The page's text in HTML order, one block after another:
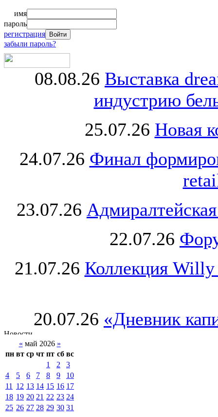
имя
пароль
регистрация
забыли пароль?
08.08.26 Выставка
индустрию
25.07.26 Новая
24.07.26 Финал
23.07.26
22.07.26
21.07.26 Коллекция Willy
20.07.26 «Дневник
« май 2026 »
пн вт ср чт пт сб вс
1
2
3
4
5 6 7 8 9
10
11
12 13 14 15 16 17
18 19 20 21 22 23 24
25 26 27 28 29 30 31